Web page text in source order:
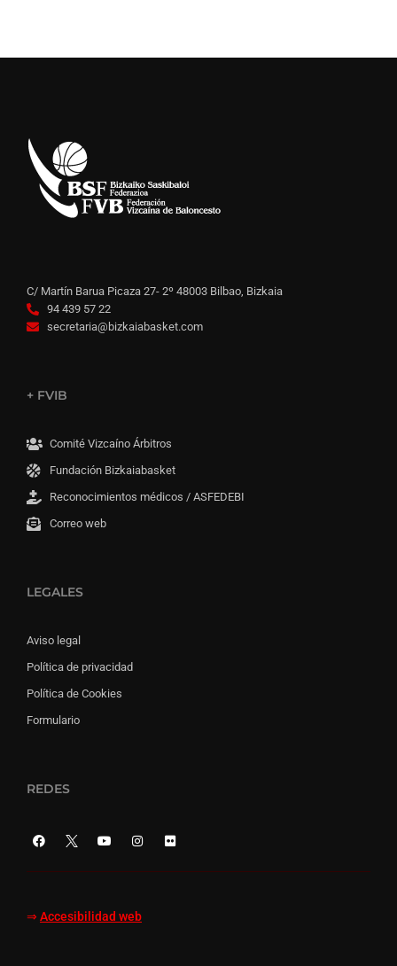
C/ Martín Barua Picaza 27- 2º 48003 Bilbao, Bizkaia
94 439 57 22
secretaria@bizkaiabasket.com
+ FVIB
Comité Vizcaíno Árbitros
Fundación Bizkaiabasket
Reconocimientos médicos / ASFEDEBI
Correo web
LEGALES
Aviso legal
Política de privacidad
Política de Cookies
Formulario
REDES
⇒ Accesibilidad web